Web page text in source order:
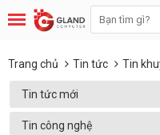
Trang chủ Tin tức Tin
Tin tức mới
Tin công nghệ